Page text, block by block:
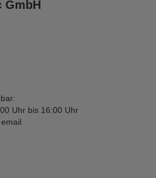
GmbH
Uhr bis 16:00 Uhr